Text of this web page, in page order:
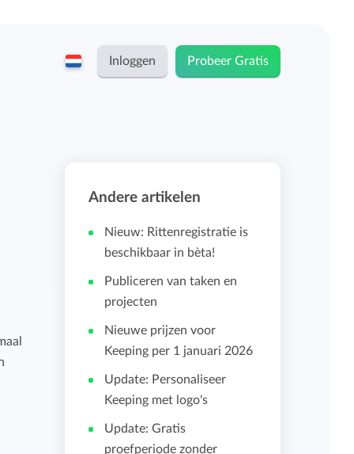
ZZP-ers en zelfstandigen
Stichtingen en non-profit
Persoonlijk urendashboard
Salarisadministratie koppelingen
Bekijk alle functies
Inloggen Probeer Gratis
Andere artikelen
Nieuw: Rittenregistratie is
beschikbaar in bèta!
Publiceren van taken en
projecten
Nieuwe prijzen voor
Keeping per 1 januari 2026
Update: Personaliseer
Keeping met logo's
Update: Gratis
proefperiode zonder